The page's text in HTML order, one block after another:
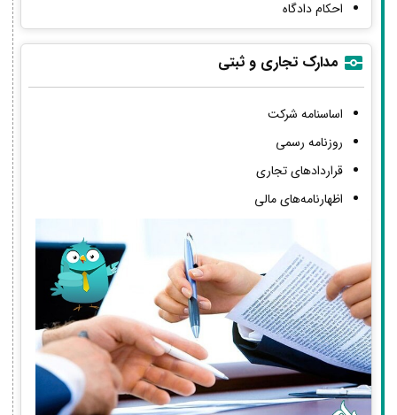
احکام دادگاه
مدارک تجاری و ثبتی
اساسنامه شرکت
روزنامه رسمی
قراردادهای تجاری
اظهارنامه‌های مالی